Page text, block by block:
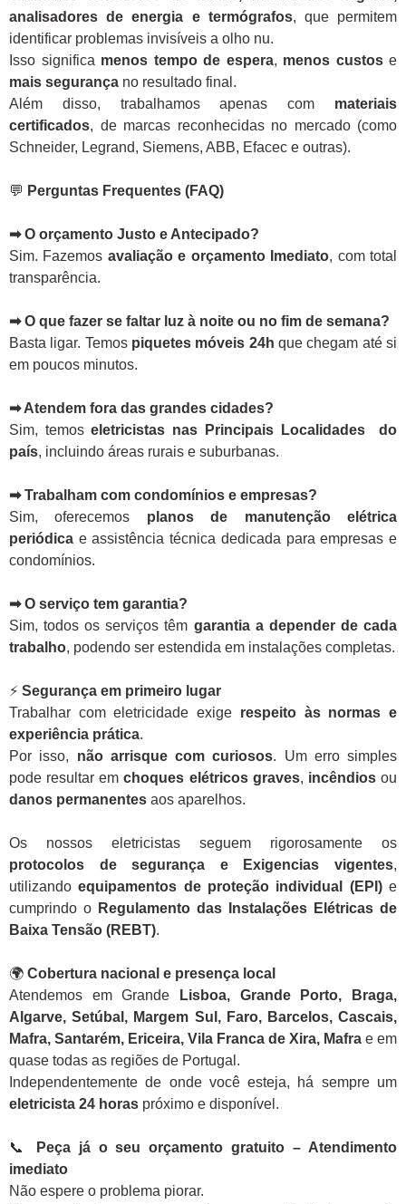
analisadores de energia e termógrafos, que permitem
identificar problemas invisíveis a olho nu.
Isso significa menos tempo de espera, menos custose
mais segurança no resultado final.
Além disso, trabalhamos apenas com materiais
certificados, de marcas reconhecidas no mercado (como
Schneider, Legrand, Siemens, ABB, Efacec e outras).
💬 Perguntas Frequentes (FAQ)
➡ O orçamento Justo e Antecipado?
Sim. Fazemos avaliação e orçamento Imediato, com total
transparência.
➡ O que fazer se faltar luz à noite ou no fim de semana?
Basta ligar. Temos piquetes móveis 24h que chegam até si
em poucos minutos.
➡ Atendem fora das grandes cidades?
Sim, temoseletricistas nas Principais Localidades do
país, incluindo áreas rurais e suburbanas.
➡ Trabalham com condomínios e empresas?
Sim, oferecemos planos de manutenção elétrica
periódica e assistência técnica dedicada para empresas e
condomínios.
➡ O serviço tem garantia?
Sim, todos os serviços têm garantia a depender de cada
trabalho, podendo ser estendida em instalações completas.
⚡ Segurança em primeiro lugar
Trabalhar com eletricidade exige respeito às normas e
experiência prática.
Por isso, não arrisque com curiosos. Um erro simples
pode resultar emchoques elétricos graves, incêndiosou
danos permanentes aos aparelhos.
Os nossos eletricistas seguem rigorosamente os
protocolos de segurança e Exigencias vigentes,
utilizandoequipamentos de proteção individual (EPI)e
cumprindo o Regulamento das Instalações Elétricas de
Baixa Tensão (REBT).
🌍 Cobertura nacional e presença local
Atendemos em Grande
Lisboa, Grande Porto, Braga,
Algarve, Setúbal, Margem Sul, Faro, Barcelos, Cascais,
Mafra, Santarém, Ericeira, Vila Franca de Xira, Mafra e em
quase todas as regiões de Portugal.
Independentemente de onde você esteja, há sempre um
eletricista 24 horas próximo e disponível.
📞
Peça já o seu orçamento gratuito – Atendimento
imediato
Não espere o problema piorar.